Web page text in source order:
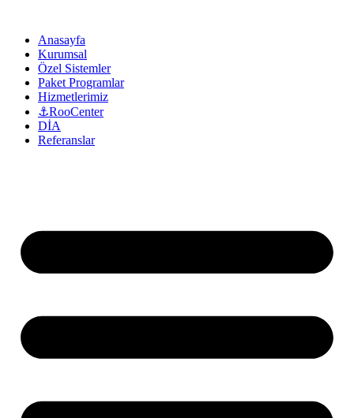
Anasayfa
Kurumsal
Özel Sistemler
Paket Programlar
Hizmetlerimiz
⚓RooCenter
DİA
Referanslar